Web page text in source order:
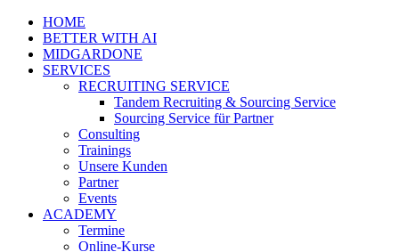
HOME
BETTER WITH AI
MIDGARDONE
SERVICES
RECRUITING SERVICE
Tandem Recruiting & Sourcing Service
Sourcing Service für Partner
Consulting
Trainings
Unsere Kunden
Partner
Events
ACADEMY
Termine
Online-Kurse